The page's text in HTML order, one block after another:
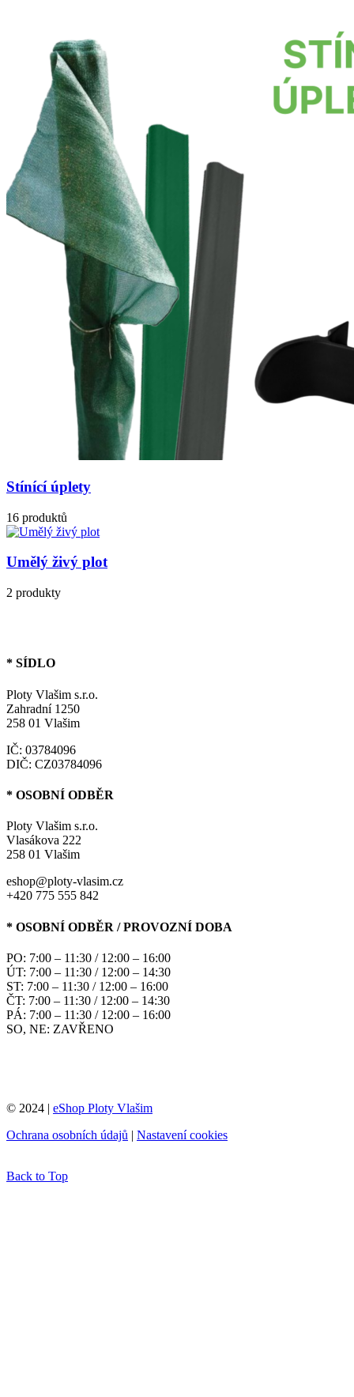
Stínící úplety
16 produktů
Umělý živý plot
2 produkty
* SÍDLO
Ploty Vlašim s.r.o.
Zahradní 1250
258 01 Vlašim
IČ: 03784096
DIČ: CZ03784096
* OSOBNÍ ODBĚR
Ploty Vlašim s.r.o.
Vlasákova 222
258 01 Vlašim
eshop@ploty-vlasim.cz
+420 775 555 842
* OSOBNÍ ODBĚR / PROVOZNÍ DOBA
PO: 7:00 – 11:30 / 12:00 – 16:00
ÚT: 7:00 – 11:30 / 12:00 – 14:30
ST: 7:00 – 11:30 / 12:00 – 16:00
ČT: 7:00 – 11:30 / 12:00 – 14:30
PÁ: 7:00 – 11:30 / 12:00 – 16:00
SO, NE: ZAVŘENO
© 2024 | eShop Ploty Vlašim
Ochrana osobních údajů | Nastavení cookies
Back to Top